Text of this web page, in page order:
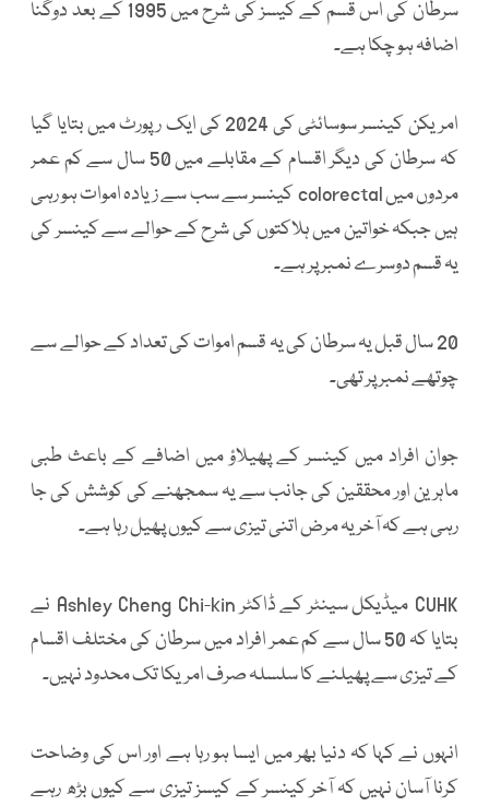
سرطان کی اس قسم کے کیسز کی شرح میں 1995 کے بعد دوگنا
اضافہ ہو چکا ہے۔
امریکن کینسر سوسائٹی کی 2024 کی ایک رپورٹ میں بتایا گیا
کہ سرطان کی دیگر اقسام کے مقابلے میں 50 سال سے کم عمر
مردوں میں colorectal کینسر سے سب سے زیادہ اموات ہو رہی
ہیں جبکہ خواتین میں ہلاکتوں کی شرح کے حوالے سے کینسر کی
یہ قسم دوسرے نمبر پر ہے۔
20 سال قبل یہ سرطان کی یہ قسم اموات کی تعداد کے حوالے سے
چوتھے نمبر پر تھی۔
جوان افراد میں کینسر کے پھیلاؤ میں اضافے کے باعث طبی
ماہرین اور محققین کی جانب سے یہ سمجھنے کی کوشش کی جا
رہی ہے کہ آخر یہ مرض اتنی تیزی سے کیوں پھیل رہا ہے۔
CUHK میڈیکل سینٹر کے ڈاکٹر Ashley Cheng Chi-kin نے
بتایا کہ 50 سال سے کم عمر افراد میں سرطان کی مختلف اقسام
کے تیزی سے پھیلنے کا سلسلہ صرف امریکا تک محدود نہیں۔
انہوں نے کہا کہ دنیا بھر میں ایسا ہو رہا ہے اور اس کی وضاحت
کرنا آسان نہیں کہ آخر کینسر کے کیسز تیزی سے کیوں بڑھ رہے